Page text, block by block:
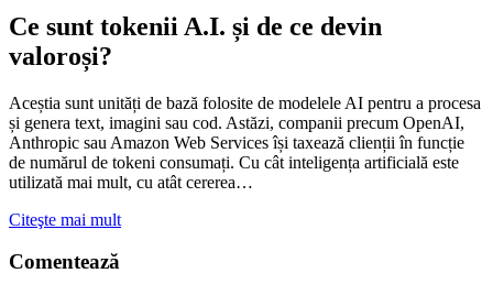
Ce sunt tokenii A.I. și de ce devin
valoroși?
Aceștia sunt unități de bază folosite de modelele AI pentru a procesa
și genera text, imagini sau cod. Astăzi, companii precum OpenAI,
Anthropic sau Amazon Web Services își taxează clienții în funcție
de numărul de tokeni consumați. Cu cât inteligența artificială este
utilizată mai mult, cu atât cererea…
Citeşte mai mult
Comentează